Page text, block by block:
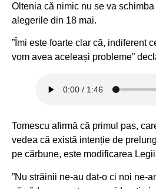
Oltenia că nimic nu se va
alegerile din 18 mai.
”Îmi este foarte clar că, indiferent
vom avea aceleași probleme”
Tomescu afirmă că primul pas,
vedea că există intenție de
pe cărbune, este modificarea
”Nu străinii ne-au dat-o ci noi ne-